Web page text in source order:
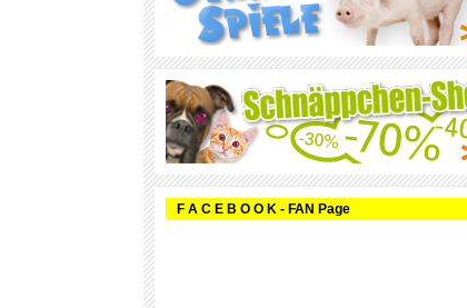
F A C E B O O K - FAN Page